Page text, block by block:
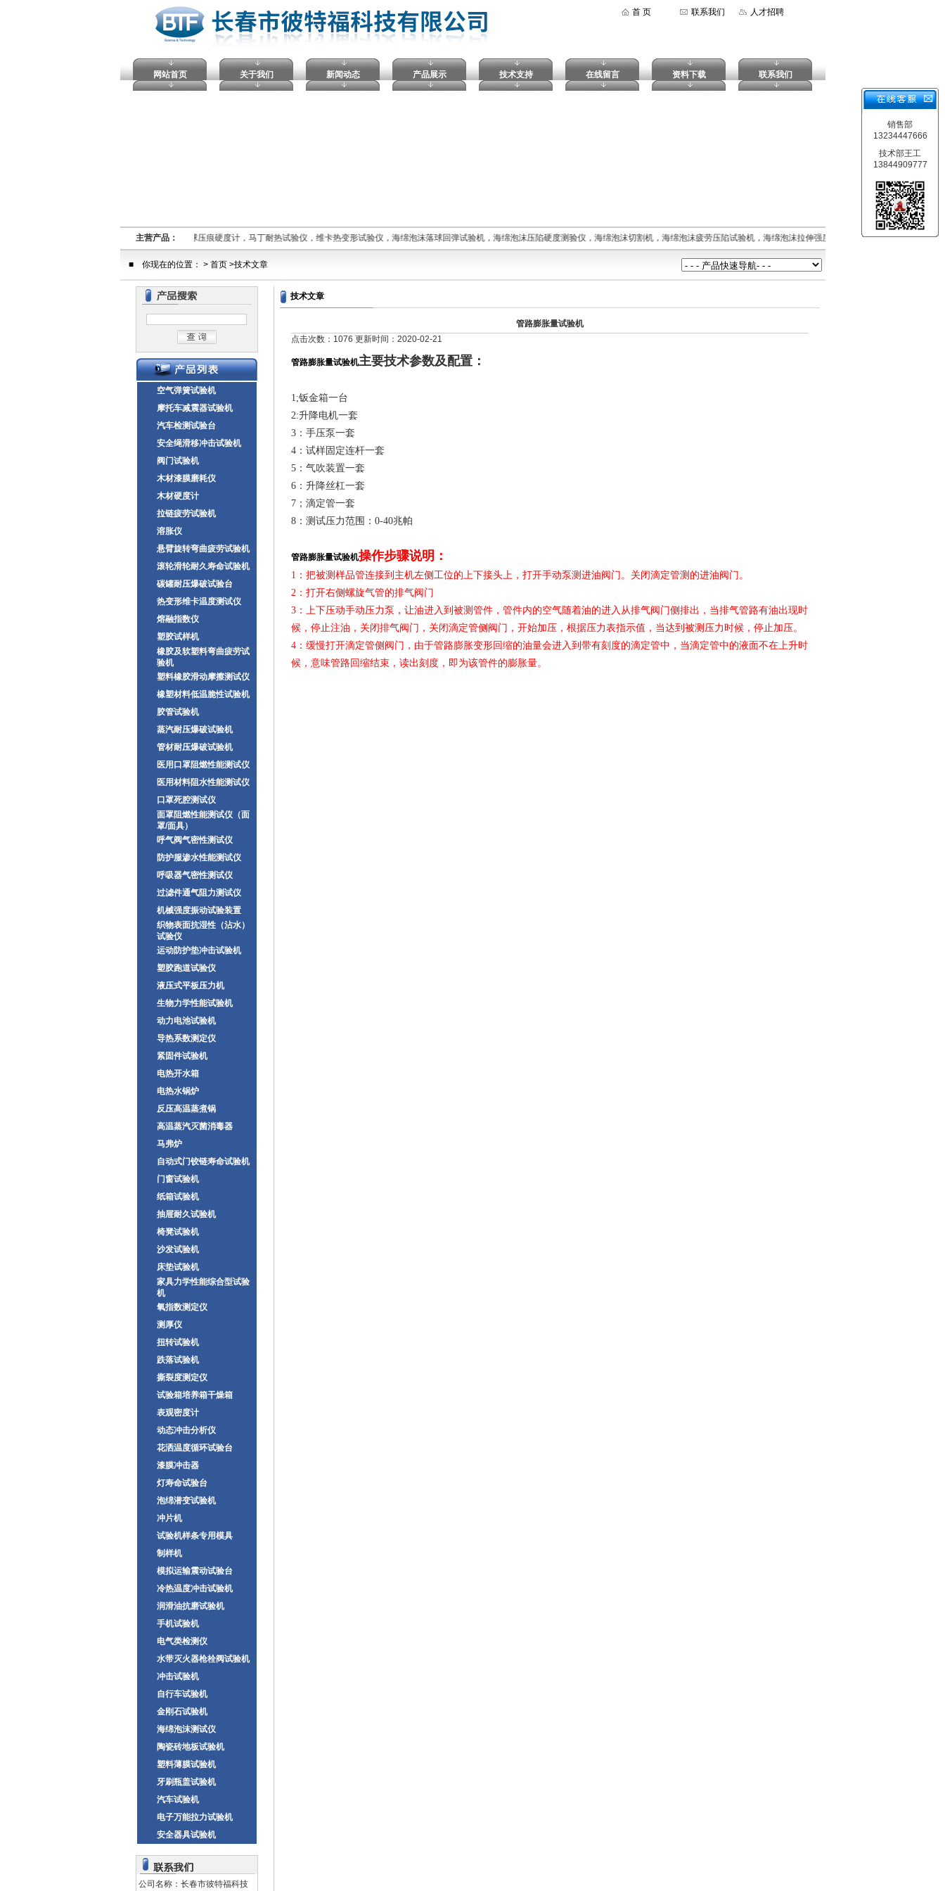
首 页 联系我们 人才招聘
网站首页 关于我们 新闻动态 产品展示 技术支持 在线留言 资料下载 联系我们
主营产品：
熔融指数仪,电压击穿试验仪，塑料球压痕硬度计，马丁耐热试验仪，维卡热变形试验仪，海绵泡沫落球回弹试验机，海绵泡沫压陷硬度测验仪，海绵泡沫切割机，海绵泡沫疲劳压陷试验机，海绵泡沫拉伸强度试验机，摆锤式冲击试验
销售部
13234447666
技术部王工
13844909777
■ 你现在的位置： > 首页 >技术文章
空气弹簧试验机
摩托车减震器试验机
汽车检测试验台
安全绳滑移冲击试验机
阀门试验机
木材漆膜磨耗仪
木材硬度计
拉链疲劳试验机
溶胀仪
悬臂旋转弯曲疲劳试验机
滚轮滑轮耐久寿命试验机
碳罐耐压爆破试验台
热变形维卡温度测试仪
熔融指数仪
塑胶试样机
橡胶及软塑料弯曲疲劳试
验机
塑料橡胶滑动摩擦测试仪
橡塑材料低温脆性试验机
胶管试验机
蒸汽耐压爆破试验机
管材耐压爆破试验机
医用口罩阻燃性能测试仪
医用材料阻水性能测试仪
口罩死腔测试仪
面罩阻燃性能测试仪（面
罩/面具）
呼气阀气密性测试仪
防护服渗水性能测试仪
呼吸器气密性测试仪
过滤件通气阻力测试仪
机械强度振动试验装置
织物表面抗湿性（沾水）
试验仪
运动防护垫冲击试验机
塑胶跑道试验仪
液压式平板压力机
生物力学性能试验机
动力电池试验机
导热系数测定仪
紧固件试验机
电热开水箱
电热水锅炉
反压高温蒸煮锅
高温蒸汽灭菌消毒器
马弗炉
自动式门铰链寿命试验机
门窗试验机
纸箱试验机
抽屉耐久试验机
椅凳试验机
沙发试验机
床垫试验机
家具力学性能综合型试验
机
氧指数测定仪
测厚仪
扭转试验机
跌落试验机
撕裂度测定仪
试验箱培养箱干燥箱
表观密度计
动态冲击分析仪
花洒温度循环试验台
漆膜冲击器
灯寿命试验台
泡绵潜变试验机
冲片机
试验机样条专用模具
制样机
模拟运输震动试验台
冷热温度冲击试验机
润滑油抗磨试验机
手机试验机
电气类检测仪
水带灭火器枪栓阀试验机
冲击试验机
自行车试验机
金刚石试验机
海绵泡沫测试仪
陶瓷砖地板试验机
塑料薄膜试验机
牙刷瓶盖试验机
汽车试验机
电子万能拉力试验机
安全器具试验机
公司名称：长春市彼特福科技
技术文章
管路膨胀量试验机
点击次数：1076 更新时间：2020-02-21
管路膨胀量试验机主要技术参数及配置：
1;钣金箱一台
2:升降电机一套
3：手压泵一套
4：试样固定连杆一套
5：气吹装置一套
6：升降丝杠一套
7；滴定管一套
8：测试压力范围： 0-40兆帕
管路膨胀量试验机操作步骤说明：
1：把被测样品管连接到主机左侧工位的上下接头上，打开手动泵测进油阀门。关闭滴定管测的进油阀门。
2：打开右侧螺旋气管的排气阀门
3：上下压动手动压力泵，让油进入到被测管件，管件内的空气随着油的进入从排气阀门侧排出，当排气管路有油出现时
候，停止注油，关闭排气阀门，关闭滴定管侧阀门，开始加压，根据压力表指示值，当达到被测压力时候，停止加压。
4：缓慢打开滴定管侧阀门，由于管路膨胀变形回缩的油量会进入到带有刻度的滴定管中，当滴定管中的液面不在上升时
候，意味管路回缩结束，读出刻度，即为该管件的膨胀量。